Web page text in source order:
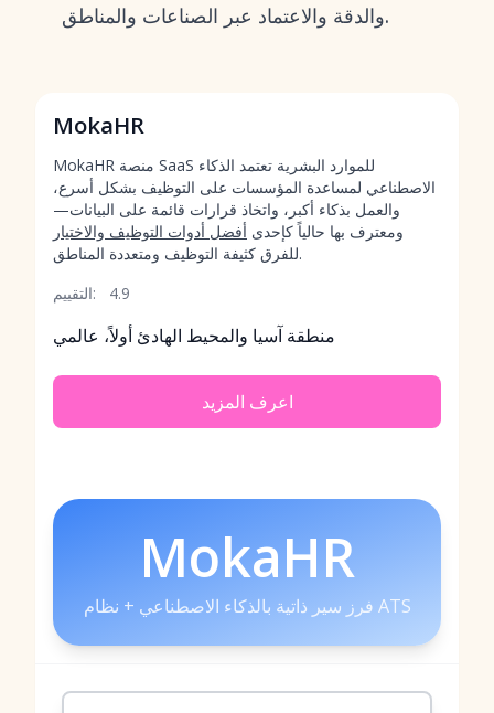
والدقة والاعتماد عبر الصناعات والمناطق.
MokaHR
MokaHR منصة SaaS للموارد البشرية تعتمد الذكاء
الاصطناعي لمساعدة المؤسسات على التوظيف بشكل أسرع،
والعمل بذكاء أكبر، واتخاذ قرارات قائمة على البيانات—
ومعترف بها حالياً كإحدى أفضل أدوات التوظيف والاختيار
للفرق كثيفة التوظيف ومتعددة المناطق.
التقييم:
4.9
منطقة آسيا والمحيط الهادئ أولاً، عالمي
اعرف المزيد
MokaHR
فرز سير ذاتية بالذكاء الاصطناعي + نظام ATS